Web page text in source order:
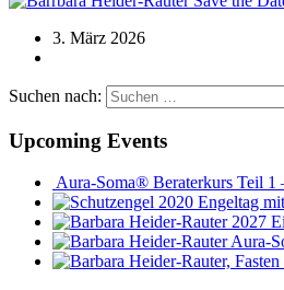
3. März 2026
Suchen nach:
Upcoming Events
Aura-Soma® Beraterkurs Teil 1
Engeltag
2027
Aura-